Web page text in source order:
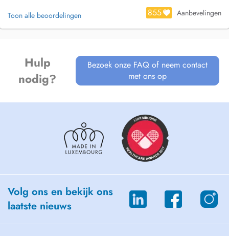
*Cabinet de kinésithérapie situé dans la zone d'activité de Capellen, à
proximité de l'autoroute A6 et de la route d'Arlon.
Formations:
-Réeducation raisonnée et actualisée de l'épaule opérée et non-opérée
-Liens scapulo-cervico-thoracique (ULG 2019)
-Médecine ostéopathique à (International academy of osteopathy => en
-Drainage Lymphatique manuel (Leduc 2017)
-Traitement de l'articulation temporo-mandibulaire (Snoeck 2017)
-Introduction au blood flow-restriction (2021)
-Clinique du coureur module d'initiation (2021)
-Evaluation, reprogrammation et exercices des muscles cervicaux
(Colman 2022)
Toon alle beoordelingen 855 Aanbevelingen
Hulp
nodig?
Bezoek onze FAQ of neem contact
met ons op
Volg ons en bekijk ons
laatste nieuws